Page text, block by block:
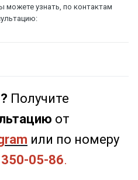
узнать, по контактам
Получите
от
или по номеру
05-86.